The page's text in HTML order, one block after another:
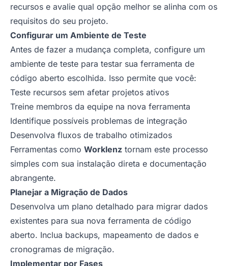
recursos e avalie qual opção melhor se alinha com os
requisitos do seu projeto.
Configurar um Ambiente de Teste
Antes de fazer a mudança completa, configure um
ambiente de teste para testar sua ferramenta de
código aberto escolhida. Isso permite que você:
Teste recursos sem afetar projetos ativos
Treine membros da equipe na nova ferramenta
Identifique possíveis problemas de integração
Desenvolva fluxos de trabalho otimizados
Ferramentas como Worklenz tornam este processo
simples com sua instalação direta e documentação
abrangente.
Planejar a Migração de Dados
Desenvolva um plano detalhado para migrar dados
existentes para sua nova ferramenta de código
aberto. Inclua backups, mapeamento de dados e
cronogramas de migração.
Implementar por Fases